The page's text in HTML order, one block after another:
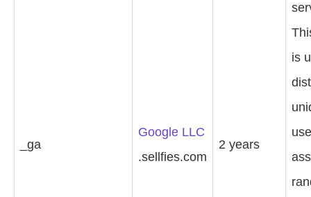
_ga
Google LLC
.sellfies.com
2 years
is